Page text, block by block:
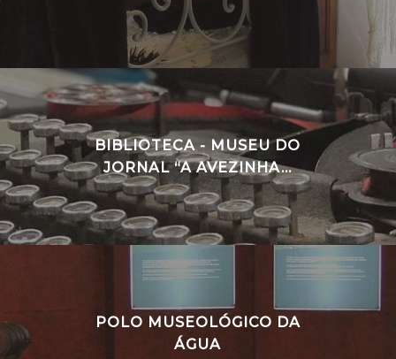
BIBLIOTECA - MUSEU DO
JORNAL “A AVEZINHA...
POLO MUSEOLÓGICO DA
ÁGUA